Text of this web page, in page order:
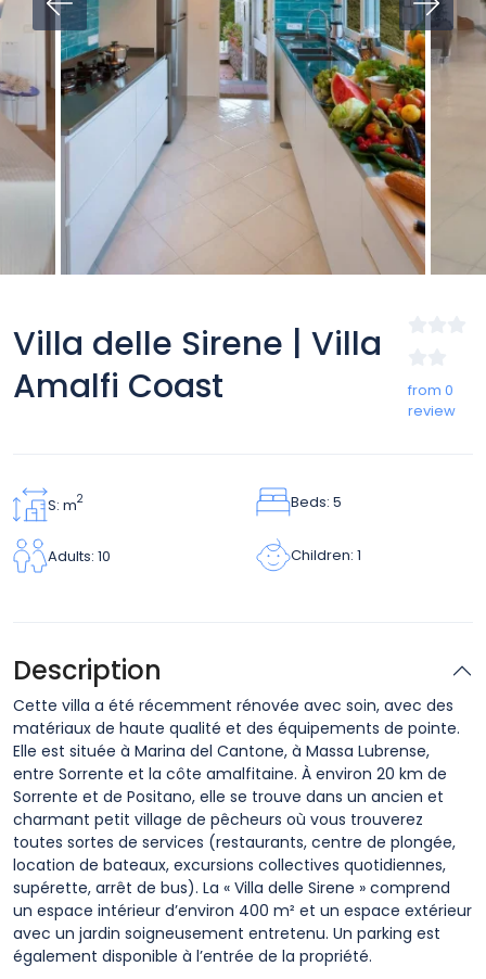
Villa delle Sirene | Villa
Amalfi Coast
from 0
review
S: m2 Beds: 5
Adults: 10 Children: 1
Description
Cette villa a été récemment rénovée avec soin, avec des
matériaux de haute qualité et des équipements de pointe.
Elle est située à Marina del Cantone, à Massa Lubrense,
entre Sorrente et la côte amalfitaine. À environ 20 km de
Sorrente et de Positano, elle se trouve dans un ancien et
charmant petit village de pêcheurs où vous trouverez
toutes sortes de services (restaurants, centre de plongée,
location de bateaux, excursions collectives quotidiennes,
supérette, arrêt de bus). La « Villa delle Sirene » comprend
un espace intérieur d’environ 400 m² et un espace extérieur
avec un jardin soigneusement entretenu. Un parking est
également disponible à l’entrée de la propriété.